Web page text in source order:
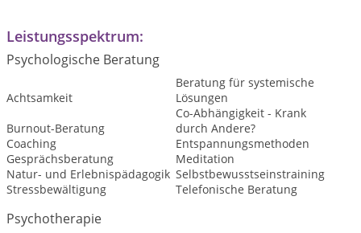
Leistungsspektrum:
Psychologische Beratung
Achtsamkeit
Beratung für systemische
Lösungen
Burnout-Beratung
Co-Abhängigkeit - Krank
durch Andere?
Coaching
Entspannungsmethoden
Gesprächsberatung
Meditation
Natur- und Erlebnispädagogik Selbstbewusstseinstraining
Stressbewältigung
Telefonische Beratung
Psychotherapie